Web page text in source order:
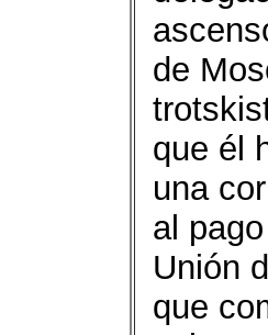
de
que él
una
al
Unión
que